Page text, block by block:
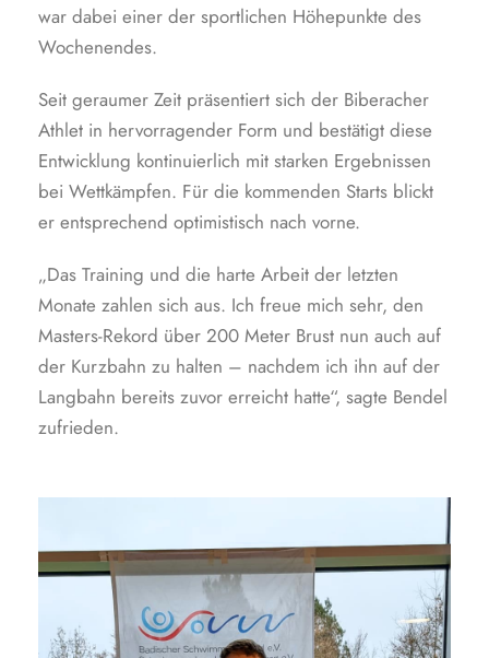
war dabei einer der sportlichen Höhepunkte des
Wochenendes.
Seit geraumer Zeit präsentiert sich der Biberacher
Athlet in hervorragender Form und bestätigt diese
Entwicklung kontinuierlich mit starken Ergebnissen
bei Wettkämpfen. Für die kommenden Starts blickt
er entsprechend optimistisch nach vorne.
„Das Training und die harte Arbeit der letzten
Monate zahlen sich aus. Ich freue mich sehr, den
Masters-Rekord über 200 Meter Brust nun auch auf
der Kurzbahn zu halten – nachdem ich ihn auf der
Langbahn bereits zuvor erreicht hatte“, sagte Bendel
zufrieden.